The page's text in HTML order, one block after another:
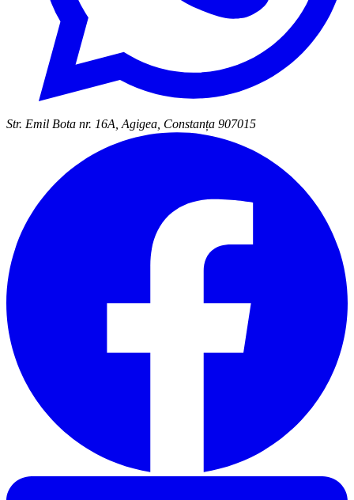
Str. Emil Bota nr. 16A, Agigea, Constanța 907015